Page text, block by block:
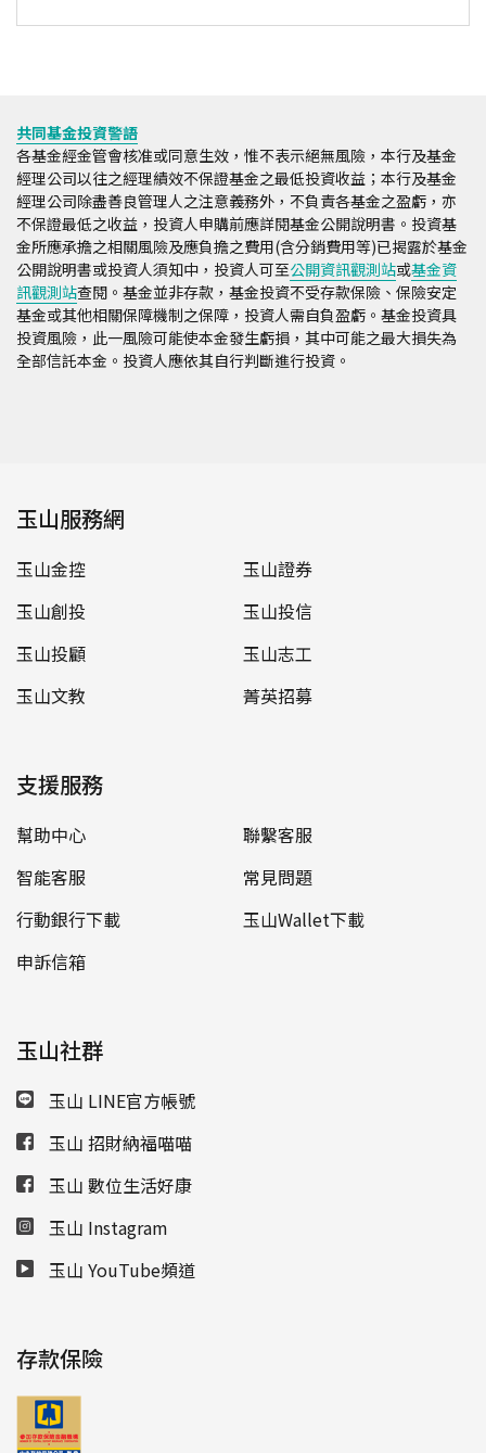
共同基金投資警語
各基金經金管會核准或同意生效，惟不表示絕無風險，本行及基金
經理公司以往之經理績效不保證基金之最低投資收益；本行及基金
經理公司除盡善良管理人之注意義務外，不負責各基金之盈虧，亦
不保證最低之收益，投資人申購前應詳閱基金公開說明書。投資基
金所應承擔之相關風險及應負擔之費用(含分銷費用等)已揭露於基金
公開說明書或投資人須知中，投資人可至公開資訊觀測站或基金資
訊觀測站查閱。基金並非存款，基金投資不受存款保險、保險安定
基金或其他相關保障機制之保障，投資人需自負盈虧。基金投資具
投資風險，此一風險可能使本金發生虧損，其中可能之最大損失為
全部信託本金。投資人應依其自行判斷進行投資。
玉山服務網
玉山金控
玉山證券
玉山創投
玉山投信
玉山投顧
玉山志工
玉山文教
菁英招募
支援服務
幫助中心
聯繫客服
智能客服
常見問題
行動銀行下載
玉山Wallet下載
申訴信箱
玉山社群
玉山 LINE官方帳號
玉山 招財納福喵喵
玉山 數位生活好康
玉山 Instagram
玉山 YouTube頻道
存款保險